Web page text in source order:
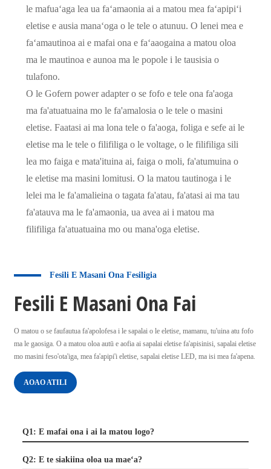
le mafuaʻaga lea ua faʻamaonia ai a matou mea faʻapipiʻi
eletise e ausia manaʻoga o le tele o atunuu. O lenei mea e
faʻamautinoa ai e mafai ona e faʻaaogaina a matou oloa
ma le mautinoa e aunoa ma le popole i le tausisia o
tulafono.
O le Gofern power adapter o se fofo e tele ona fa'aoga
ma fa'atuatuaina mo le fa'amalosia o le tele o masini
eletise. Faatasi ai ma lona tele o fa'aoga, foliga e sefe ai le
eletise ma le tele o filifiliga o le voltage, o le filifiliga sili
lea mo faiga e mata'ituina ai, faiga o moli, fa'atumuina o
le eletise ma masini lomitusi. O la matou tautinoga i le
lelei ma le fa'amalieina o tagata fa'atau, fa'atasi ai ma tau
fa'atauva ma le fa'amaonia, ua avea ai i matou ma
filifiliga fa'atuatuaina mo ou mana'oga eletise.
Fesili E Masani Ona Fesiligia
Fesili E Masani Ona Fai
O matou o se faufautua fa'apolofesa i le sapalai o le eletise, mamanu, tu'uina atu fofo
ma le gaosiga. O a matou oloa autū e aofia ai sapalai eletise fa'apisinisi, sapalai eletise
mo masini feso'ota'iga, mea fa'apipi'i eletise, sapalai eletise LED, ma isi mea fa'apena.
AOAO ATILI
Q1: E mafai ona i ai la matou logo?
Q2: E te siakiina oloa ua maeʻa?